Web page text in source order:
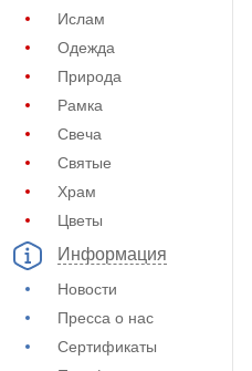
Ислам
Одежда
Природа
Рамка
Свеча
Святые
Храм
Цветы
Информация
Новости
Пресса о нас
Сертификаты